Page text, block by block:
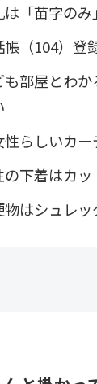
は「苗字のみ
帳（104）登
も部屋とわ
性らしいカ
の下着はカ
物はシュレッ